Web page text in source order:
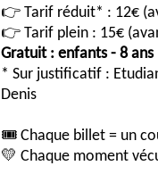
👉 Tarif réduit* : 12€
👉 Tarif plein : 15€
Gratuit : enfants - 8 ans
* Sur justificatif :
Denis
🎟 Chaque billet = un
💛 Chaque moment